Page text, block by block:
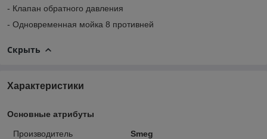
- Клапан обратного давления
- Одновременная мойка 8 противней
Скрыть
Характеристики
Основные атрибуты
Производитель
Smeg